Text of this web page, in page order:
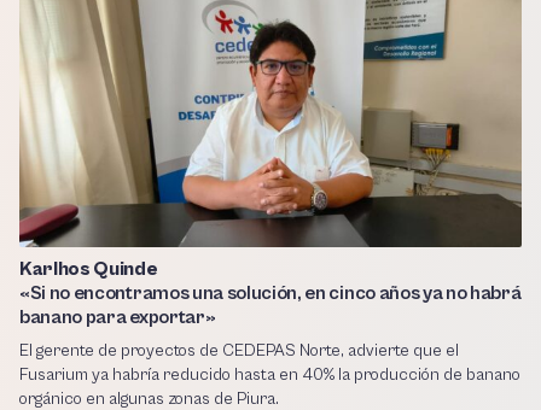
Karlhos Quinde
«Si no encontramos una solución, en cinco años ya no habrá
banano para exportar»
El gerente de proyectos de CEDEPAS Norte, advierte que el
Fusarium ya habría reducido hasta en 40% la producción de banano
orgánico en algunas zonas de Piura.